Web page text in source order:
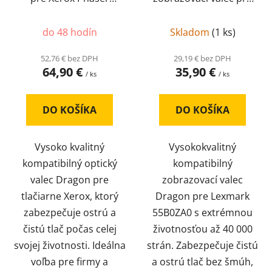
3615, 113R00773
(kompatibilný)
do 48 hodín
52,76 € bez DPH
64,90 € / ks
DO KOŠÍKA
Vysoko kvalitný
kompatibilný optický
valec Dragon pre
tlačiarne Xerox, ktorý
zabezpečuje ostrú a
čistú tlač počas celej
svojej životnosti. Ideálna
voľba pre firmy a
000 str.)
Skladom (1 ks)
29,19 € bez DPH
35,90 € / ks
DO KOŠÍKA
Vysokokvalitný
kompatibilný
zobrazovací valec
Dragon pre Lexmark
55B0ZA0 s extrémnou
životnosťou až 40 000
strán. Zabezpečuje čistú
a ostrú tlač bez šmúh,